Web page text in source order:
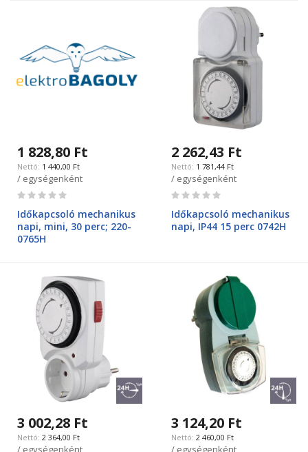
1 828,80 Ft
1 440,00 Ft
/ egységenként
Rating:
Időkapcsoló mechanikus
napi, mini, 30 perc; 220-
0765H
2 262,43 Ft
1 781,44 Ft
/ egységenként
Rating:
Időkapcsoló mechanikus
napi, IP44 15 perc 0742H
3 002,28 Ft
2 364,00 Ft
/ egységenként
3 124,20 Ft
2 460,00 Ft
/ egységenként